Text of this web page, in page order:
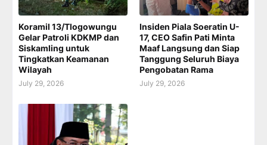
Koramil 13/Tlogowungu
Gelar Patroli KDKMP dan
Siskamling untuk
Tingkatkan Keamanan
Wilayah
July 29, 2026
Insiden Piala Soeratin U-
17, CEO Safin Pati Minta
Maaf Langsung dan Siap
Tanggung Seluruh Biaya
Pengobatan Rama
July 29, 2026